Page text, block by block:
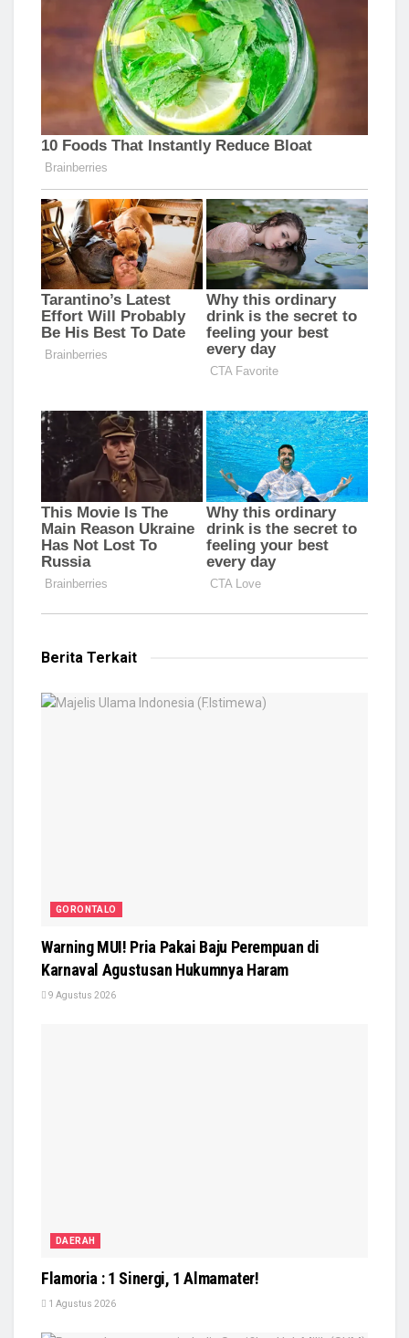
Berita Terkait
GORONTALO
Warning MUI! Pria Pakai Baju Perempuan di
Karnaval Agustusan Hukumnya Haram
9 Agustus 2026
DAERAH
Flamoria : 1 Sinergi, 1 Almamater!
1 Agustus 2026